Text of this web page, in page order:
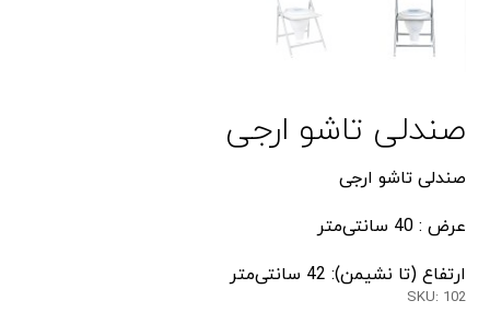
صندلی تاشو ارجی
صندلی تاشو ارجی
عرض : 40 سانتی‌متر
ارتفاع (تا نشیمن): 42 سانتی‌متر
SKU: 102